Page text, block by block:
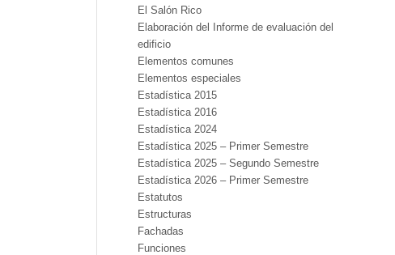
El Salón Rico
Elaboración del Informe de evaluación del
edificio
Elementos comunes
Elementos especiales
Estadística 2015
Estadística 2016
Estadística 2024
Estadística 2025 – Primer Semestre
Estadística 2025 – Segundo Semestre
Estadística 2026 – Primer Semestre
Estatutos
Estructuras
Fachadas
Funciones